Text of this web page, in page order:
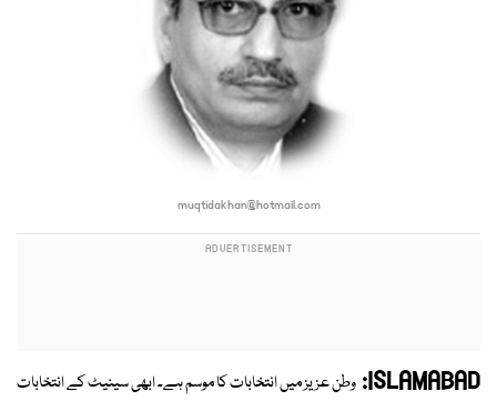
muqtidakhan@hotmail.com
ISLAMABAD: وطن عزیز میں انتخابات کا موسم ہے۔ ابھی سینیٹ کے انتخابات